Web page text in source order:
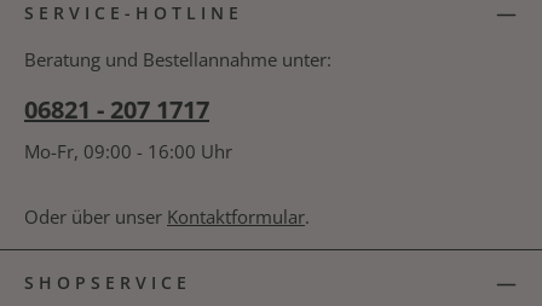
Kenntnis genommen und die
Bitte geben Sie das Ergebnis der Gleichung in das
nachfolgende Textfeld ein. *
SERVICE-HOTLINE
Beratung und Bestellannahme unter:
06821 - 207 1717
Mo-Fr, 09:00 - 16:00 Uhr
Oder über unser Kontaktformular.
SHOPSERVICE